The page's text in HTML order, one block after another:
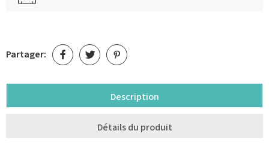
Partager:
Description
Détails du produit